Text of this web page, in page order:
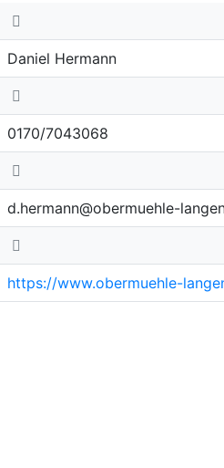
Daniel Hermann
0170/7043068
d.hermann@obermuehle-
https://www.obermuehle-